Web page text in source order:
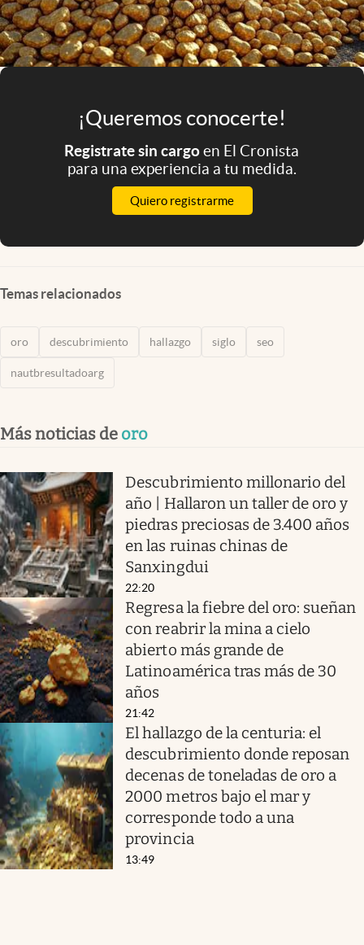
Mediakit
abre en nueva pestaña
Argentina
¡Queremos conocerte!
Registrate sin cargoen El Cronista
para una experiencia a tu medida.
Quiero registrarme
Temas relacionados
oro descubrimiento hallazgo siglo seo
nautbresultadoarg
Más noticias de oro
Descubrimiento millonario del
año | Hallaron un taller de oro y
piedras preciosas de 3.400 años
en las ruinas chinas de
Sanxingdui
22:20
Regresa la fiebre del oro: sueñan
con reabrir la mina a cielo
abierto más grande de
Latinoamérica tras más de 30
años
21:42
El hallazgo de la centuria: el
descubrimiento donde reposan
decenas de toneladas de oro a
2000 metros bajo el mar y
corresponde todo a una
provincia
13:49